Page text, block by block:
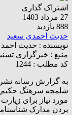
اشتراک گذاری
27 مرداد 1403
888 بازدید
حدیث احمدی سعید
نویسنده : حدیث
منبع : خبرگزاری
کد مطلب : 1244
به گزارش رسانه نشر
شلمچه سرهنگ حکیم
مورد نیاز برای
بردن مدارک